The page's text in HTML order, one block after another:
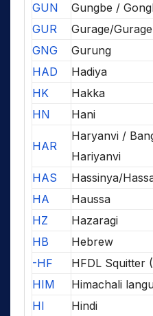
GUN
Gungbe /
GUR
Gurage/
GNG
Gurung
HAD
Hadiya
HK
Hakka
HN
Hani
HAR
Haryanvi /
Hariyanvi
HAS
Hassinya/
HA
Haussa
HZ
Hazaragi
HB
Hebrew
-HF
HFDL Squitter
HIM
Himachali
HI
Hindi